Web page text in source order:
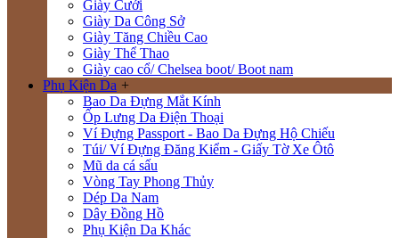
Giày Cưới
Giày Da Công Sở
Giày Tăng Chiều Cao
Giày Thể Thao
Giày cao cổ/ Chelsea boot/ Boot nam
Phụ Kiện Da +
Bao Da Đựng Mắt Kính
Ốp Lưng Da Điện Thoại
Ví Đựng Passport - Bao Da Đựng Hộ Chiếu
Túi/ Ví Đựng Đăng Kiểm - Giấy Tờ Xe Ôtô
Mũ da cá sấu
Vòng Tay Phong Thủy
Dép Da Nam
Dây Đồng Hồ
Phụ Kiện Da Khác